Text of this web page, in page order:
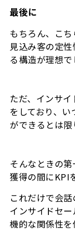
最後に
もちろん、こ
見込み客の定
る構造が理想で
ただ、インサ
をしており、
ができるとは限
そんなときの
獲得の間にKPI
これだけで会
インサイドセ
機的な関係性を